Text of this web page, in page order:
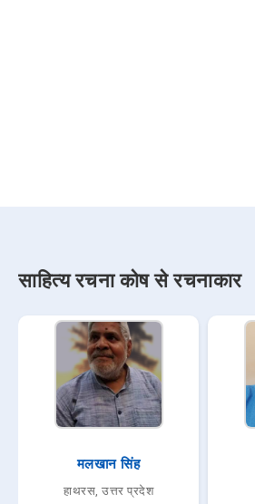
साहित्य रचना कोष से रचनाकार
मलखान सिंह
हाथरस, उत्तर प्रदेश